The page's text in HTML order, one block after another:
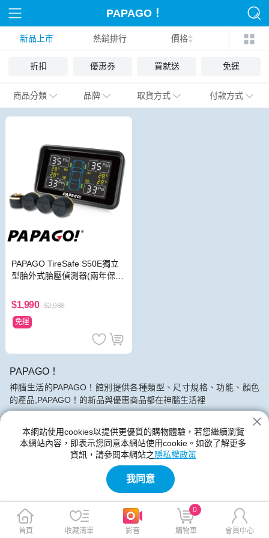
PAPAGO！
新品上市 熱銷排行 價格
折扣 優惠券 買就送 免運
商品分類 品牌 取貨方式 付款方式
PAPAGO TireSafe S50E獨立
型胎外式胎壓偵測器(兩年保
$1,990 $2,988
免運
PAPAGO！
神腦生活的PAPAGO！館別提供各種類型、尺寸規格、功能、顏色
的產品,PAPAGO！的新品與優惠商品都在神腦生活裡
本網站使用cookies以提供更優質的購物體驗，若您繼續瀏覽
本網站內容，即表示您同意本網站使用cookie。如欲了解更多
資訊，請參閱本網站之 隱私權政策
我同意
首頁 收藏清單 影音 購物車
0
會員中心